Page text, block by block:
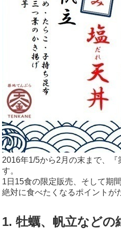
2016年1/5から2月の末まで、
す。
1日15食の限定販売、そして期
絶対に食べたくなるポイントが
1. 牡蠣、帆立などの